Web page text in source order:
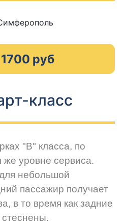
руб
класс
"В" класса, по
же уровне сервиса.
небольшой
пассажир получает
в то время как задние